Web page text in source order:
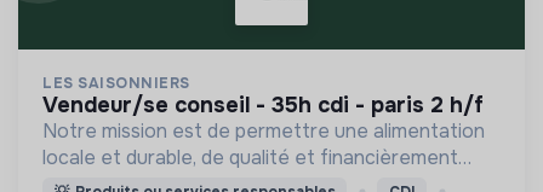
LES SAISONNIERS
vendeur/se conseil - 35h cdi - paris 2 h/f
Notre mission est de permettre une alimentation
locale et durable, de qualité et financièrement
abordable.